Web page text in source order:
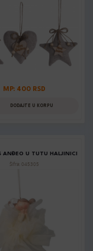
MP: 400 RSD
DODAJTE U KORPU
ANĐEO U TUTU HALJINICI
Šifra: 045305